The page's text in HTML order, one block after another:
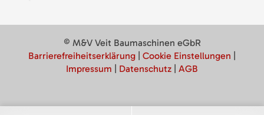
© M&V Veit Baumaschinen eGbR
Barrierefreiheitserklärung
Cookie Einstellungen
Impressum
Datenschutz AGB